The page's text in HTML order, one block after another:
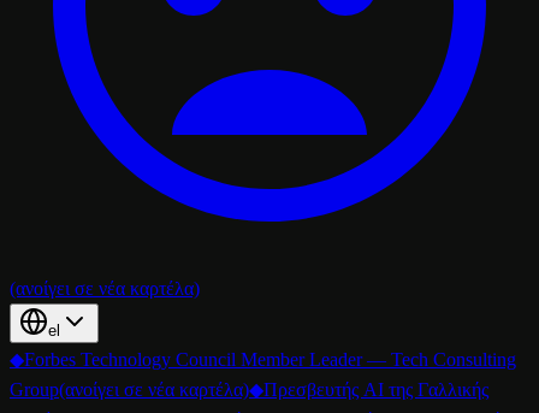
(ανοίγει σε νέα καρτέλα)
el
◆Forbes Technology Council Member Leader — Tech Consulting
Group(ανοίγει σε νέα καρτέλα)◆Πρεσβευτής AI της Γαλλικής